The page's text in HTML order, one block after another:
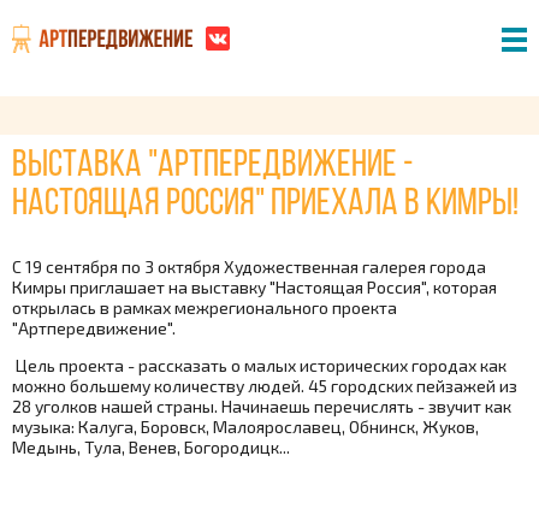
Выставка "АртПередвижение -
Настоящая Россия" приехала в Кимры!
С 19 сентября по 3 октября Художественная галерея города
Кимры приглашает на выставку "Настоящая Россия", которая
открылась в рамках межрегионального проекта
"Артпередвижение".
Цель проекта - рассказать о малых исторических городах как
можно большему количеству людей. 45 городских пейзажей из
28 уголков нашей страны. Начинаешь перечислять - звучит как
музыка: Калуга, Боровск, Малоярославец, Обнинск, Жуков,
Медынь, Тула, Венев, Богородицк...